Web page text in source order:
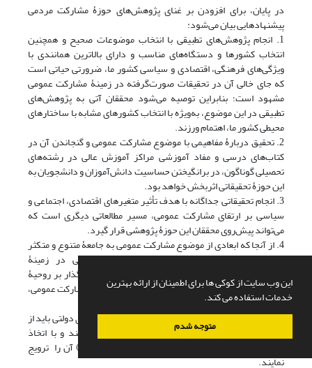
این وب سایت از کوکی ها برای اطمینان از ارائه بهترین
خدمات استفاده می کند.
متوجه شدم
در پایان، برای افزودن بر غنای پژوهش‌های حوزۀ مشارکت مردمی
پیشنهاد‌هایی بیان می‌شود:
1. انجام پژوهش‌های تطبیقی با انتخاب موضوعات صحیح و همچنین
انتخاب کشورها و دستگاه‌های مناسب و دارای بالاترین همانندی با
ویژگی‌های فرهنگی، اقتصادی و سیاسی کشور ما، ضرورتی حیاتی است
که جای خالی آن در تحقیقات صورت‌گرفته در زمینۀ مشارکت عمومی
مشهود است؛ بنابراین توصیه می‌شود محققان آتی به پژوهش‌های
تطبیقی در این موضوع، به‌ویژه با انتخاب کشورهای مشابه با ساختارهای
محیطی کشور ما، اهتمام ورزند.
2. تحقیق دربارۀ مفاهیمی با موضوع مشارکت عمومی و گنجاندن آن در
کتاب‌های درسی و مفاد آموزشی مراکز آموزش عالی در رشته‌های
تحصیلی گوناگون، در برانگیختن حساسیت دانش‌آموزان و دانشجویان به
این حوزۀ تحقیقاتی اثربخش خواهد بود.
3. انجام تحقیقاتی جداگانه با هدف تأثیر متغیرهای اقتصادی، اجتماعی و
سیاسی بر ارتقای مشارکت عمومی، مسیر مطالعاتی دیگری است که
می‌تواند پیش‌روی محققان این حوزۀ پژوهشی قرار گیرد.
4. از آنجا که ابعادی از موضوع مشارکت عمومی به جامعۀ متنوع و متکثر
مخاطبان آن ارتباط دارد، ضرورت تحقیقات پیمایشی در زمینۀ
روان‌شناسی و جامعه‌شناسی با هدف کشف عوامل تأثیرگذار بر روحیۀ
مشارکت‌پذیری مردم، به‌عنوان متغیری مهم در کامیابی مشارکت عمومی،
مشهود است.
5. دستگاه‌های قانون‌گذار بیش و پیش‌ از سایر سازمان‌های دولتی باید از
تحقیقات کاربردی در حوزۀ مشارکت عمومی حمایت کنند و با اتخاذ
تصمیماتی (مانند فراخوان‌های گسترده در سطح کشوری) آن را ترویج
نمایند.